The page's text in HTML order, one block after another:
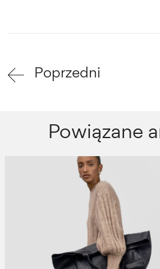
Poprzedni
Powiązane